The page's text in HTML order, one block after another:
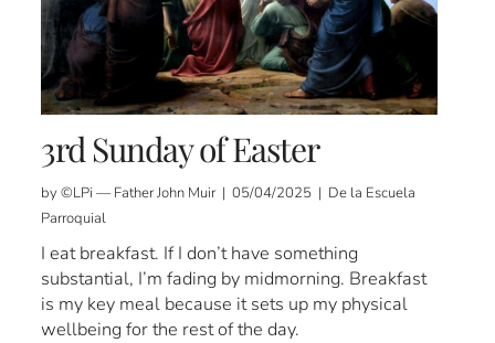
3rd Sunday of Easter
by ©LPi — Father John Muir | 05/04/2025 | De la Escuela
Parroquial
I eat breakfast. If I don’t have something
substantial, I’m fading by midmorning. Breakfast
is my key meal because it sets up my physical
wellbeing for the rest of the day.